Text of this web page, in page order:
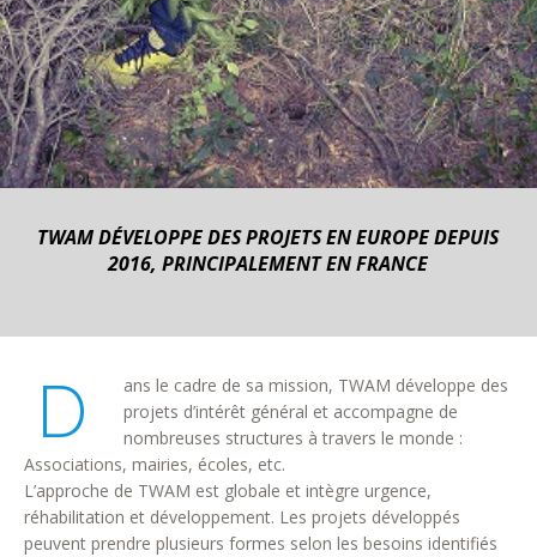
TWAM DÉVELOPPE DES PROJETS EN EUROPE DEPUIS
2016, PRINCIPALEMENT EN FRANCE
D
ans le cadre de sa mission, TWAM développe des
projets d’intérêt général et accompagne de
nombreuses structures à travers le monde :
Associations, mairies, écoles, etc.
L’approche de TWAM est globale et intègre urgence,
réhabilitation et développement. Les projets développés
peuvent prendre plusieurs formes selon les besoins identifiés